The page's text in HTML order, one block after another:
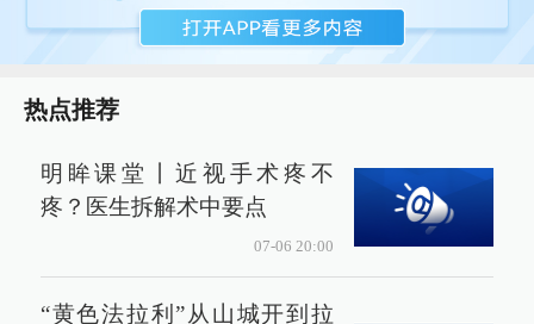
热点推荐
明眸课堂丨近视手术疼不
疼？医生拆解术中要点
07-06 20:00
“黄色法拉利”从山城开到拉